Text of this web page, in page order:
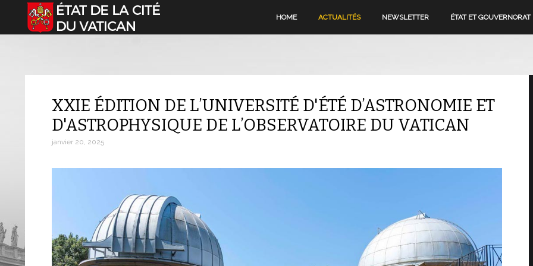
Sélectionnez votre langue HOME ACTUALITÉS NEWSLETTER ÉTAT ET GOUVERNORAT
XXIE ÉDITION DE L’UNIVERSITÉ D'ÉTÉ D’ASTRONOMIE ET
D'ASTROPHYSIQUE DE L’OBSERVATOIRE DU VATICAN
janvier 20, 2025